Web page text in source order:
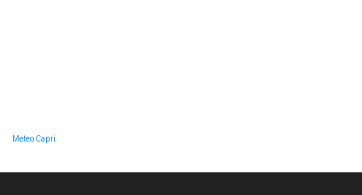
Meteo Capri